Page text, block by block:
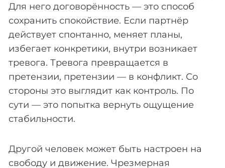
Для него договорённость — это способ
сохранить спокойствие. Если партнёр
действует спонтанно, меняет планы,
избегает конкретики, внутри возникает
тревога. Тревога превращается в
претензии, претензии — в конфликт. Со
стороны это выглядит как контроль. По
сути — это попытка вернуть ощущение
стабильности.
Другой человек может быть настроен на
свободу и движение. Чрезмерная